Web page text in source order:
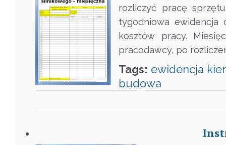
rozliczyć pracę
tygodniowa ewidencja
kosztów pracy.
pracodawcy, po
Tags: ewidencja
budowa